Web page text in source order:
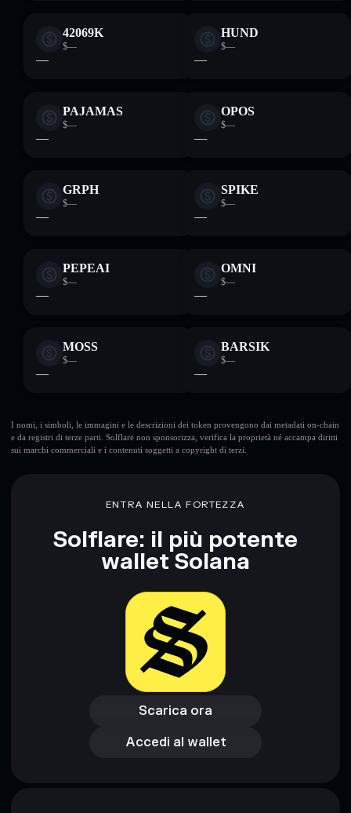
42069K
$—
—
HUND
$—
—
PAJAMAS
$—
—
OPOS
$—
—
GRPH
$—
—
SPIKE
$—
—
PEPEAI
$—
—
OMNI
$—
—
MOSS
$—
—
BARSIK
$—
—
I nomi, i simboli, le immagini e le descrizioni dei token provengono dai metadati on-chain
e da registri di terze parti. Solflare non sponsorizza, verifica la proprietà né accampa diritti
sui marchi commerciali e i contenuti soggetti a copyright di terzi.
ENTRA NELLA FORTEZZA
Solflare: il più potente
wallet Solana
Scarica ora
Scarica ora
Accedi al wallet
Accedi al wallet